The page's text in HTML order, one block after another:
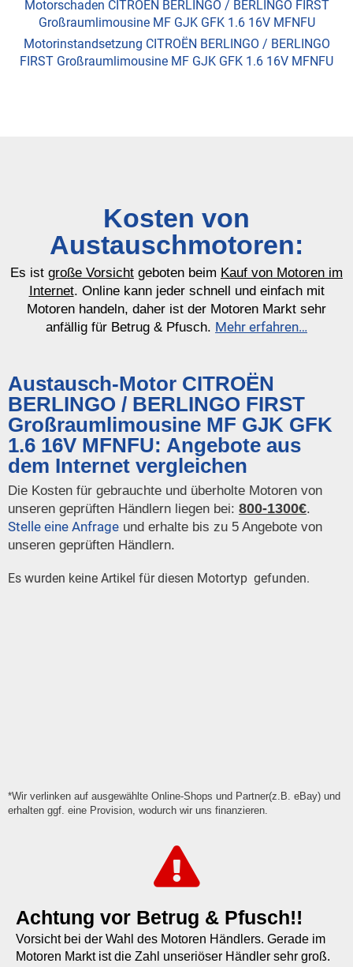
Motorschaden CITROËN BERLINGO / BERLINGO FIRST
Großraumlimousine MF GJK GFK 1.6 16V MFNFU
Motorinstandsetzung CITROËN BERLINGO / BERLINGO
FIRST Großraumlimousine MF GJK GFK 1.6 16V MFNFU
Kosten von
Austauschmotoren:
Es ist große Vorsicht geboten beim Kauf von Motoren im
Internet. Online kann jeder schnell und einfach mit
Motoren handeln, daher ist der Motoren Markt sehr
anfällig für Betrug & Pfusch. Mehr erfahren…
Austausch-Motor CITROËN
BERLINGO / BERLINGO FIRST
Großraumlimousine MF GJK GFK
1.6 16V MFNFU: Angebote aus
dem Internet vergleichen
Die Kosten für gebrauchte und überholte Motoren von
unseren geprüften Händlern liegen bei: 800-1300€.
Stelle eine Anfrage und erhalte bis zu 5 Angebote von
unseren geprüften Händlern.
Es wurden keine Artikel für diesen Motortyp gefunden.
*Wir verlinken auf ausgewählte Online-Shops und Partner(z.B. eBay) und
erhalten ggf. eine Provision, wodurch wir uns finanzieren.
Achtung vor Betrug & Pfusch!!
Vorsicht bei der Wahl des Motoren Händlers. Gerade im
Motoren Markt ist die Zahl unseriöser Händler sehr groß.